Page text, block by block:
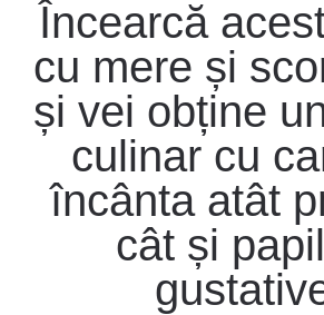
Încearcă
cu mere și
și vei obține
culinar cu
încânta atât
cât și